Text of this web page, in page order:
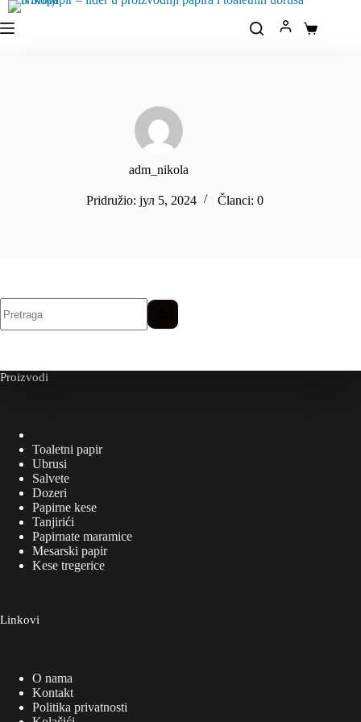
Idi
na
sadržaj
Korpa
adm_nikola
Pridružio: јул 5, 2024 Članci: 0
rezultate
Proizvodi
Toaletni papir
Ubrusi
Salvete
Dozeri
Papirne kese
Tanjirići
Papirnate maramice
Mesarski papir
Kese tregerice
Linkovi
O nama
Kontakt
Politika privatnosti